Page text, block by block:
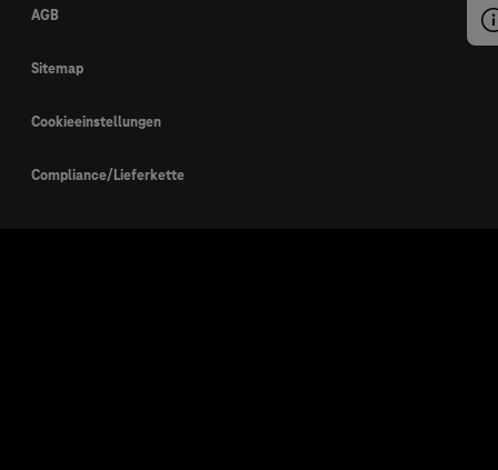
AGB
Sitemap
Cookieeinstellungen
Compliance/Lieferkette